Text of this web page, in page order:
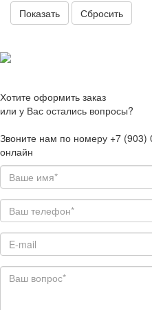
Сбросить
Хотите оформить заказ
или у Вас остались вопросы?
Звоните нам по номеру +7 (903)
онлайн